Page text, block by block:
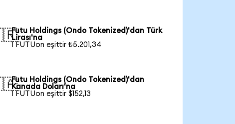
Futu Holdings (Ondo Tokenized)'dan Türk
Lirası'na
1 FUTUon eşittir ₺5.201,34
Futu Holdings (Ondo Tokenized)'dan
Kanada Doları'na
1 FUTUon eşittir $152,13